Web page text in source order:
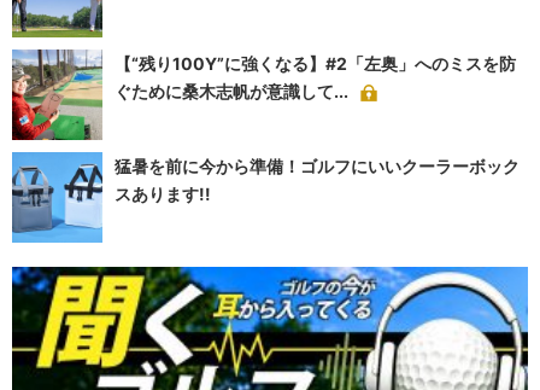
【“残り100Y”に強くなる】#2「左奥」へのミスを防
ぐために桑木志帆が意識して...
猛暑を前に今から準備！ゴルフにいいクーラーボック
スあります!!